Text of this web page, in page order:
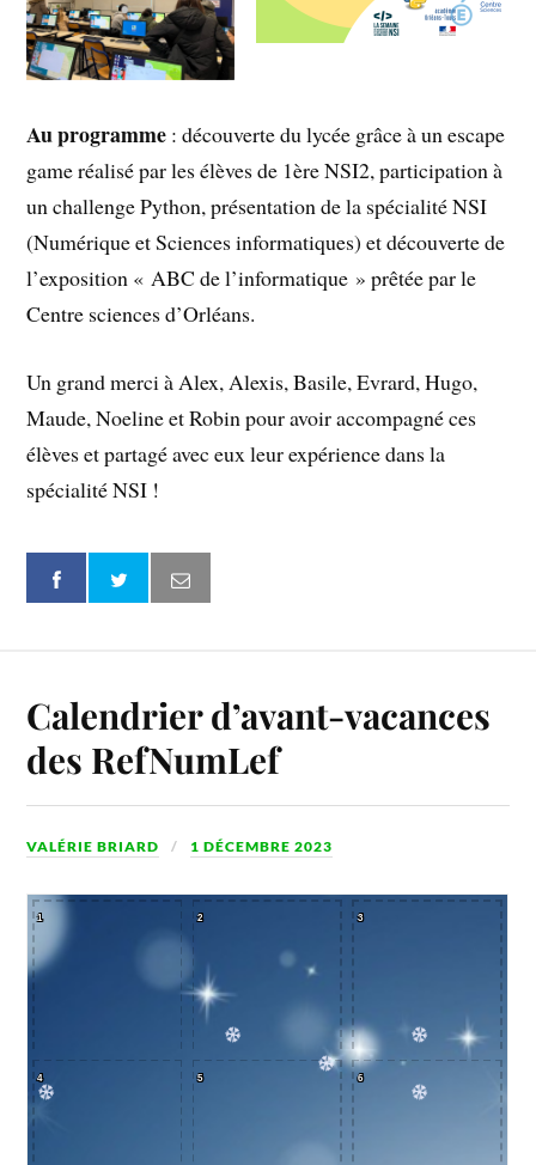
Au programme : découverte du lycée grâce à un escape
game réalisé par les élèves de 1ère NSI2, participation à
un challenge Python, présentation de la spécialité NSI
(Numérique et Sciences informatiques) et découverte de
l’exposition « ABC de l’informatique » prêtée par le
Centre sciences d’Orléans.
Un grand merci à Alex, Alexis, Basile, Evrard, Hugo,
Maude, Noeline et Robin pour avoir accompagné ces
élèves et partagé avec eux leur expérience dans la
spécialité NSI !
Calendrier d’avant-vacances
des RefNumLef
VALÉRIE BRIARD 1 DÉCEMBRE 2023